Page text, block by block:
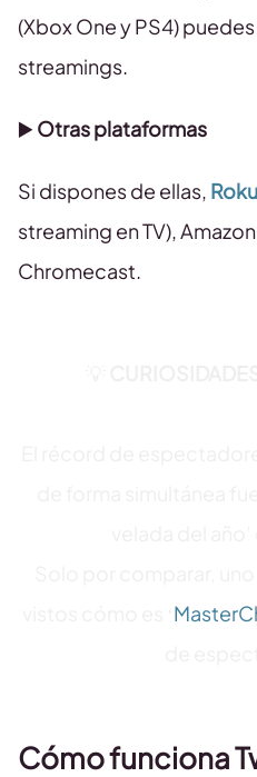
(Xbox One y PS4)
streamings.
▶️Otras plataformas
Si dispones de ellas, Roku
streaming en TV),
Chromecast.
Cómo funciona